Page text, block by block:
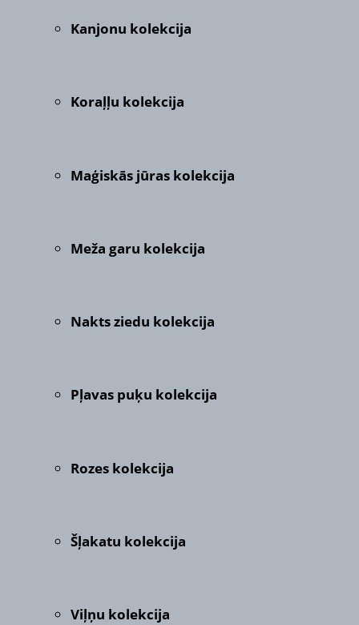
Kanjonu kolekcija
Koraļļu kolekcija
Maģiskās jūras kolekcija
Meža garu kolekcija
Nakts ziedu kolekcija
Pļavas puķu kolekcija
Rozes kolekcija
Šļakatu kolekcija
Viļņu kolekcija